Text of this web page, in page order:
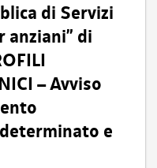
di Servizi
anziani” di
– Avviso
e